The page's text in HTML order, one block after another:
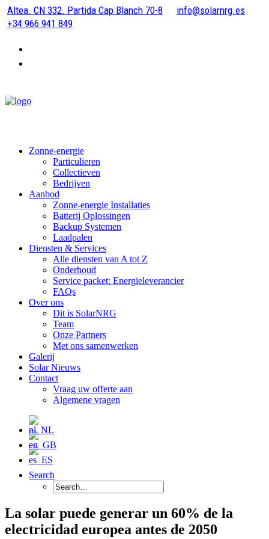
Altea. CN 332. Partida Cap Blanch 70-8
info@solarnrg.es
+34 966 941 849
Zonne-energie
Particulieren
Collectieven
Bedrijven
Aanbod
Zonne-energie Installaties
Batterij Oplossingen
Backup Systemen
Laadpalen
Diensten & Services
Alle diensten van A tot Z
Onderhoud
Service packet: Energieleverancier
FAQs
Over ons
Dit is SolarNRG
Team
Onze Partners
Met ons samenwerken
Galerij
Solar Nieuws
Contact
Vraag uw offerte aan
Algemene vragen
Search
La solar puede generar un 60% de la
electricidad europea antes de 2050